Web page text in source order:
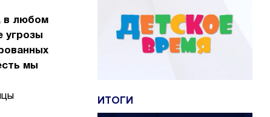
в любом
угрозы
мы
ИТОГИ